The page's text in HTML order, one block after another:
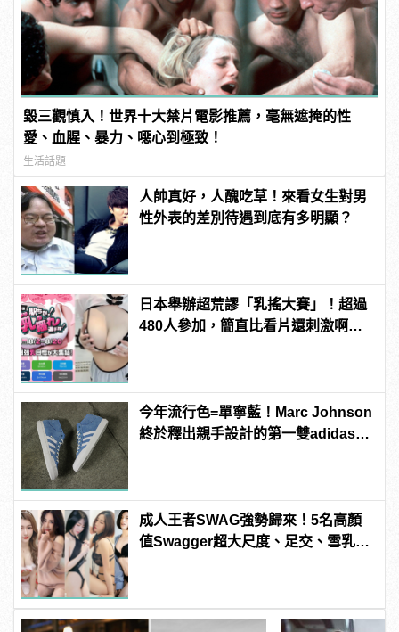
毀三觀慎入！世界十大禁片電影推薦，毫無遮掩的性
愛、血腥、暴力、噁心到極致！
生活話題
人帥真好，人醜吃草！來看女生對男
性外表的差別待遇到底有多明顯？
日本舉辦超荒謬「乳搖大賽」！超過
480人參加，簡直比看片還刺激啊！ |
今年流行色=單寧藍！Marc Johnson
終於釋出親手設計的第一雙adidas滑
成人王者SWAG強勢歸來！5名高顏
值Swagger超大尺度、足交、雪乳、